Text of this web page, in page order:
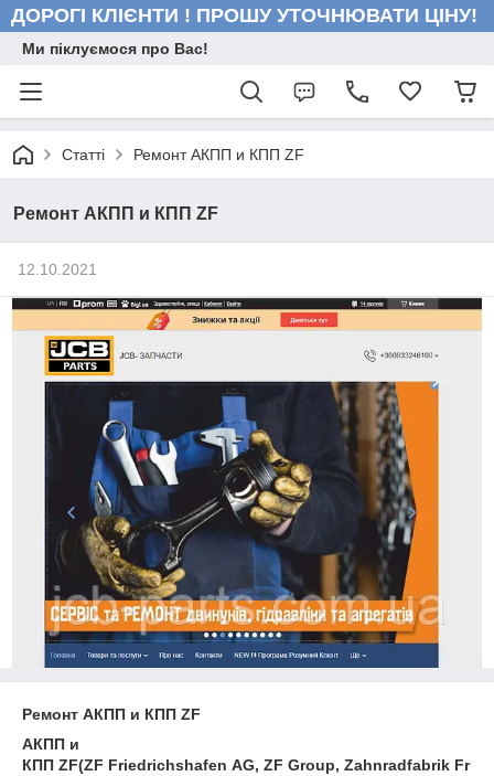
ДОРОГІ КЛІЄНТИ ! ПРОШУ УТОЧНЮВАТИ ЦІНУ!
Ми піклуємося про Вас!
Статті Ремонт АКПП и КПП ZF
Ремонт АКПП и КПП ZF
12.10.2021
Ремонт АКПП и КПП ZF
АКПП и
КПП ZF(ZF Friedrichshafen AG, ZF Group, Zahnradfabrik Fr